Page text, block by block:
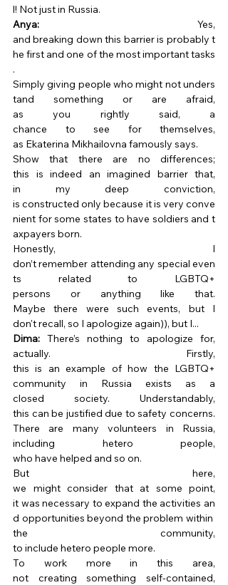
l! Not just in Russia.
Anya: Yes,
and breaking down this barrier is probably t
he first and one of the most important tasks
.
Simply giving people who might not unders
tand something or are afraid,
as you rightly said, a
chance to see for themselves,
as Ekaterina Mikhailovna famously says.
Show that there are no differences;
this is indeed an imagined barrier that,
in my deep conviction,
is constructed only because it is very conve
nient for some states to have soldiers and t
axpayers born.
Honestly, I
don’t remember attending any special even
ts related to LGBTQ+
persons or anything like that.
Maybe there were such events, but I
don't recall, so I apologize again)), but I...
Dima: There’s nothing to apologize for,
actually. Firstly,
this is an example of how the LGBTQ+
community in Russia exists as a
closed society. Understandably,
this can be justified due to safety concerns.
There are many volunteers in Russia,
including hetero people,
who have helped and so on.
But here,
we might consider that at some point,
it was necessary to expand the activities an
d opportunities beyond the problem within
the community,
to include hetero people more.
To work more in this area,
not creating something self-contained,